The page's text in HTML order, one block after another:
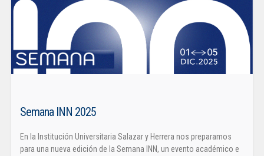
Semana INN 2025
En la Institución Universitaria Salazar y Herrera nos preparamos
para una nueva edición de la Semana INN, un evento académico e